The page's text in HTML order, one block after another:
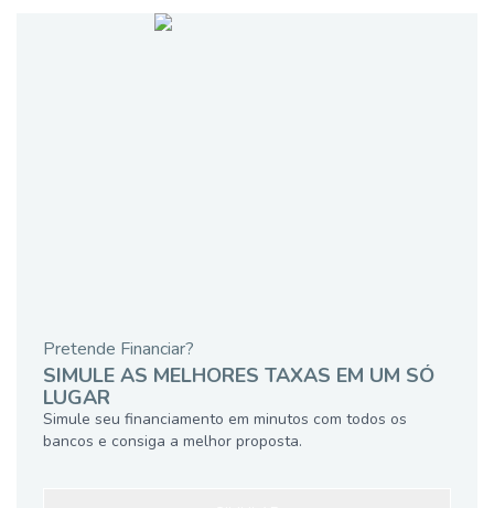
Pretende Financiar?
SIMULE AS MELHORES TAXAS EM UM SÓ
LUGAR
Simule seu financiamento em minutos com todos os
bancos e consiga a melhor proposta.